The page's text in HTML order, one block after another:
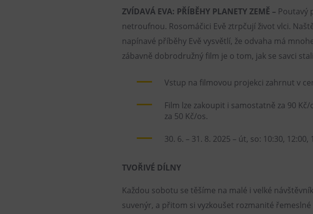
ZVÍDAVÁ EVA: PŘÍBĚHY PLANETY ZEMĚ – Poutavý
netroufnou. Rosomáčici Evě ztrpčují život vlci.
napínavé příběhy Evě vysvětlí, že odvaha má
zábavně dobrodružný film je o tom, jak se savci
Vstup na filmovou projekci zahrnut v
Film lze zakoupit i samostatně za 90
za 50 Kč/os.
30. 6. – 31. 8. 2025 – út, so: 10:30, 12:00,
TVOŘIVÉ DÍLNY
Každou sobotu se těšíme na malé i velké
suvenýr, a přitom si vyzkoušet rozmanité